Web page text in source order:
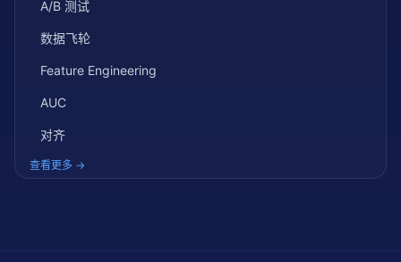
A/B 测试
数据飞轮
Feature Engineering
AUC
对齐
查看更多 →